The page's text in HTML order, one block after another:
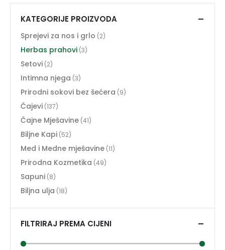
KATEGORIJE PROIZVODA
Sprejevi za nos i grlo (2)
Herbas prahovi (3)
Setovi (2)
Intimna njega (3)
Prirodni sokovi bez šećera (9)
Čajevi (137)
Čajne Mješavine (41)
Biljne Kapi (52)
Med i Medne mješavine (11)
Prirodna Kozmetika (49)
Sapuni (8)
Biljna ulja (18)
FILTRIRAJ PREMA CIJENI